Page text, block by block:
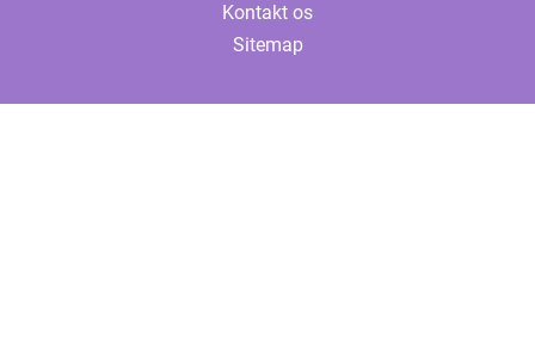
Kontakt os
Sitemap